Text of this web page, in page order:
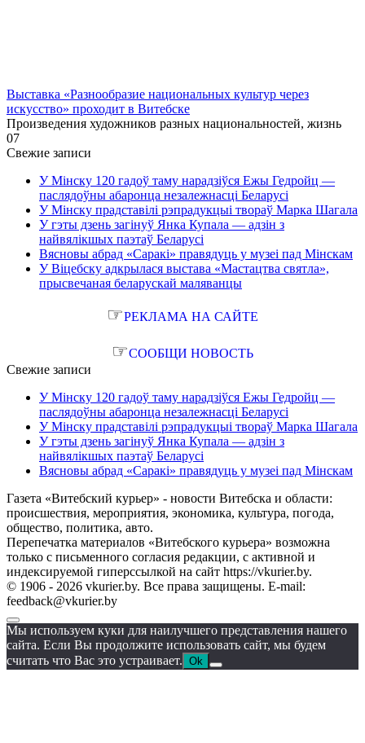
Выставка «Разнообразие национальных культур через
искусство» проходит в Витебске
Произведения художников разных национальностей, жизнь
07
Свежие записи
У Мінску 120 гадоў таму нарадзіўся Ежы Гедройц —
паслядоўны абаронца незалежнасці Беларусі
У Мінску прадставілі рэпрадукцыі твораў Марка Шагала
У гэты дзень загінуў Янка Купала — адзін з
найвялікшых паэтаў Беларусі
Вясновы абрад «Саракі» правядуць у музеі пад Мінскам
У Віцебску адкрылася выстава «Мастацтва святла»,
прысвечаная беларускай маляванцы
☞РЕКЛАМА НА САЙТЕ
☞СООБЩИ НОВОСТЬ
Свежие записи
У Мінску 120 гадоў таму нарадзіўся Ежы Гедройц —
паслядоўны абаронца незалежнасці Беларусі
У Мінску прадставілі рэпрадукцыі твораў Марка Шагала
У гэты дзень загінуў Янка Купала — адзін з
найвялікшых паэтаў Беларусі
Вясновы абрад «Саракі» правядуць у музеі пад Мінскам
Газета «Витебский курьер» - новости Витебска и области:
происшествия, мероприятия, экономика, культура, погода,
общество, политика, авто.
Перепечатка материалов «Витебского курьера» возможна
только с письменного согласия редакции, с активной и
индексируемой гиперссылкой на сайт https://vkurier.by.
© 1906 - 2026 vkurier.by. Все права защищены. E-mail:
feedback@vkurier.by
Мы используем куки для наилучшего представления нашего
сайта. Если Вы продолжите использовать сайт, мы будем
считать что Вас это устраивает. Ok